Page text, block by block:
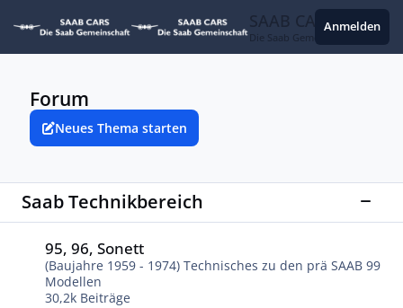
SAAB CARS
Die Saab Gemeinschaft
Anmelden
Forum
Neues Thema starten
Saab Technikbereich
95, 96, Sonett
(Baujahre 1959 - 1974) Technisches zu den prä SAAB 99
Modellen
30,2k Beiträge